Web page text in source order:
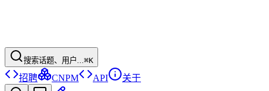
搜索话题、用户...⌘K
招聘 CNPM API
关于